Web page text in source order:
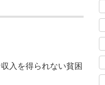
入を得られない貧困